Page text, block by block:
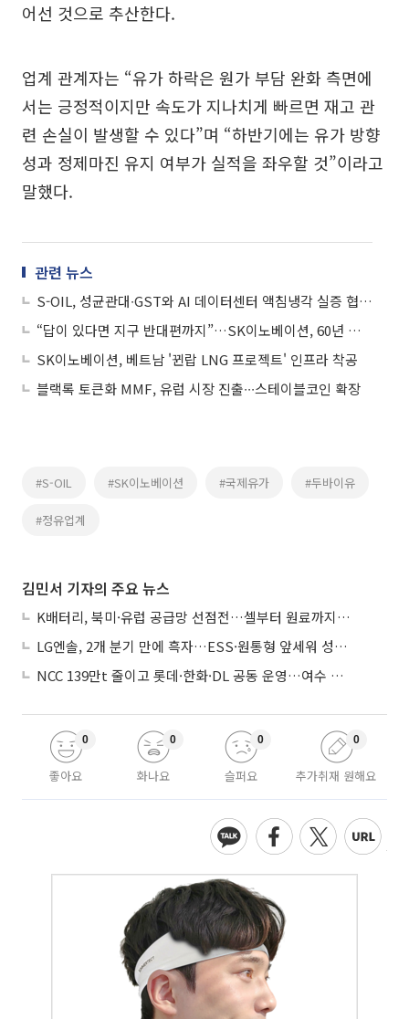
어선 것으로 추산한다.
업계 관계자는 “유가 하락은 원가 부담 완화 측면에
서는 긍정적이지만 속도가 지나치게 빠르면 재고 관
련 손실이 발생할 수 있다”며 “하반기에는 유가 방향
성과 정제마진 유지 여부가 실적을 좌우할 것”이라고
말했다.
관련 뉴스
S-OIL, 성균관대∙GST와 AI 데이터센터 액침냉각 실증 협력 맞손
“답이 있다면 지구 반대편까지”…SK이노베이션, 60년 개척 DNA 조명
SK이노베이션, 베트남 '뀐랍 LNG 프로젝트' 인프라 착공
블랙록 토큰화 MMF, 유럽 시장 진출∙∙∙스테이블코인 확장
#S-OIL #SK이노베이션 #국제유가 #두바이유
#정유업계
김민서 기자의 주요 뉴스
K배터리, 북미·유럽 공급망 선점전…셀부터 원료까지 현지화
LG엔솔, 2개 분기 만에 흑자…ESS·원통형 앞세워 성장 가속
NCC 139만t 줄이고 롯데·한화·DL 공동 운영…여수 1호 본궤도
좋아요
0
화나요
0
슬퍼요
0
추가취재 원해요
0